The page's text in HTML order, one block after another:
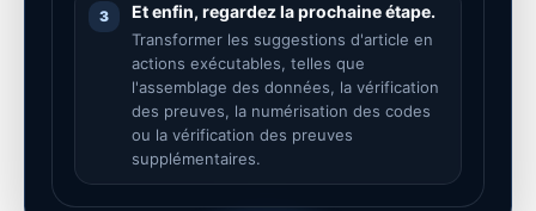
3 Et enfin, regardez la prochaine étape.
Transformer les suggestions d'article en
actions exécutables, telles que
l'assemblage des données, la vérification
des preuves, la numérisation des codes
ou la vérification des preuves
supplémentaires.